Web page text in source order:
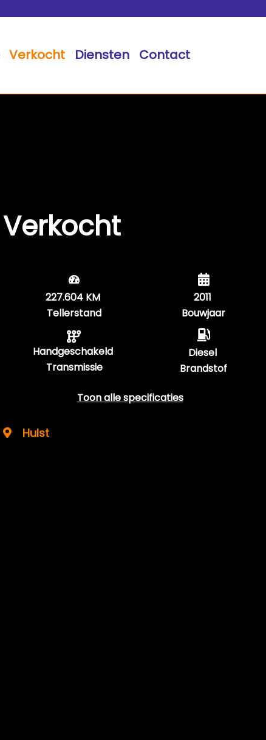
Verkocht Diensten Contact
Verkocht
227.604 KM
Tellerstand
Handgeschakeld
Transmissie
2011
Bouwjaar
Diesel
Brandstof
Toon alle specificaties
Hulst